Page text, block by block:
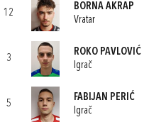
12
BORNA AKRAP
Vratar
3
ROKO PAVLOVIĆ
Igrač
5
FABIJAN PERIĆ
Igrač